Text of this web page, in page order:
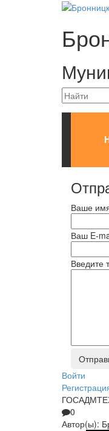
Ваше
Ваш E-
Введите
Войти
0
Автор(ы):